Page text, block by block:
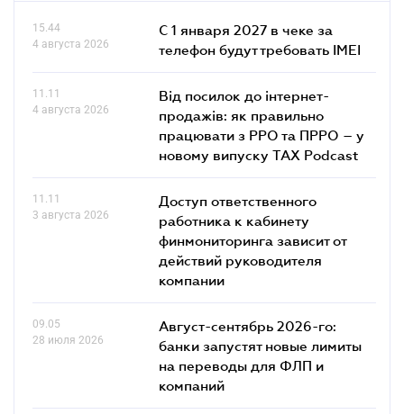
15.44
4 августа 2026
С 1 января 2027 в чеке за
телефон будут требовать IMEI
11.11
4 августа 2026
Від посилок до інтернет-
продажів: як правильно
працювати з РРО та ПРРО – у
новому випуску TAX Podcast
11.11
3 августа 2026
Доступ ответственного
работника к кабинету
финмониторинга зависит от
действий руководителя
компании
09.05
28 июля 2026
Август-сентябрь 2026-го:
банки запустят новые лимиты
на переводы для ФЛП и
компаний